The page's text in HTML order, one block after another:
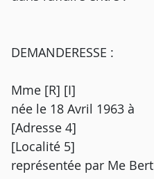
DEMANDERESSE :
Mme [R] [I]
née le 18 Avril 1963 à
[Adresse 4]
[Localité 5]
représentée par Me